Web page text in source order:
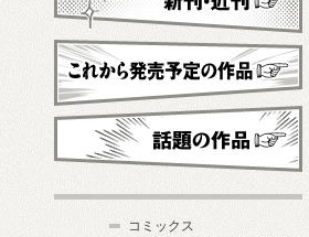
新刊・近刊
これから発売予定
コミックス